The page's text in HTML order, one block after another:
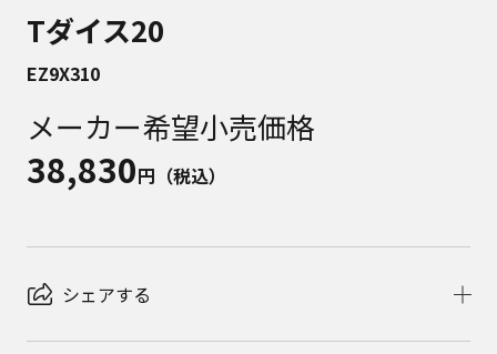
Tダイス20
EZ9X310
メーカー希望小売価格
38,830円（税込）
シェアする